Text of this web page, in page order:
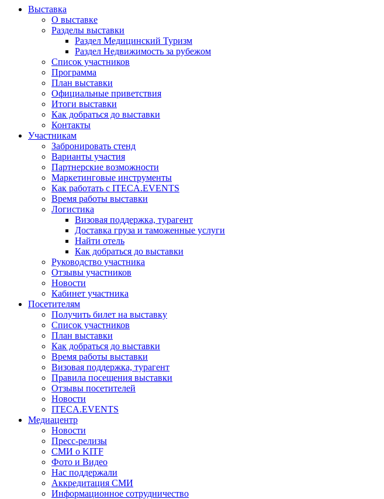
Выставка
О выставке
Разделы выставки
Раздел Медицинский Туризм
Раздел Недвижимость за рубежом
Список участников
Программа
План выставки
Официальные приветствия
Итоги выставки
Как добраться до выставки
Контакты
Участникам
Забронировать стенд
Варианты участия
Партнерские возможности
Маркетинговые инструменты
Как работать с ITECA.EVENTS
Время работы выставки
Логистика
Визовая поддержка, турагент
Доставка груза и таможенные услуги
Найти отель
Как добраться до выставки
Руководство участника
Отзывы участников
Новости
Кабинет участника
Посетителям
Получить билет на выставку
Список участников
План выставки
Как добраться до выставки
Время работы выставки
Визовая поддержка, турагент
Правила посещения выставки
Отзывы посетителей
Новости
ITECA.EVENTS
Медиацентр
Новости
Пресс-релизы
СМИ о KITF
Фото и Видео
Нас поддержали
Аккредитация СМИ
Информационное сотрудничество